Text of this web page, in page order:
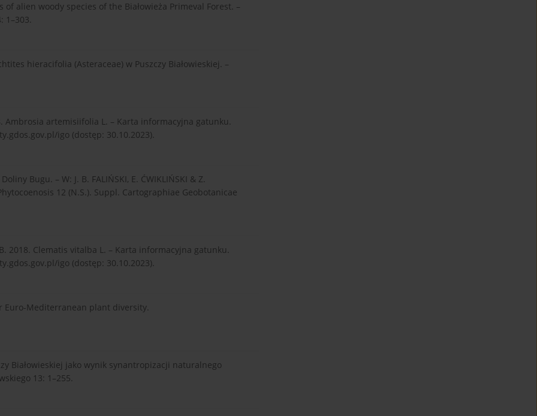
of alien woody species of the Białowieża Primeval Forest. –
1–303.
hieracifolia (Asteraceae) w Puszczy Białowieskiej. –
Ambrosia artemisiifolia L. – Karta informacyjna gatunku.
igo (dostęp: 30.10.2023).
Bugu. – W: J. B. FALIŃSKI, E. ĆWIKLIŃSKI & Z.
12 (N.S.). Suppl. Cartographiae Geobotanicae
B. 2018. Clematis vitalba L. – Karta informacyjna gatunku.
igo (dostęp: 30.10.2023).
Euro-Mediterranean plant diversity.
Białowieskiej jako wynik synantropizacji naturalnego
13: 1–255.